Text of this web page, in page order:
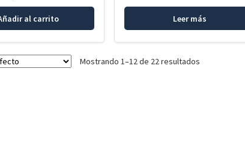
al carrito Leer más
Mostrando 1–12 de 22 resultados